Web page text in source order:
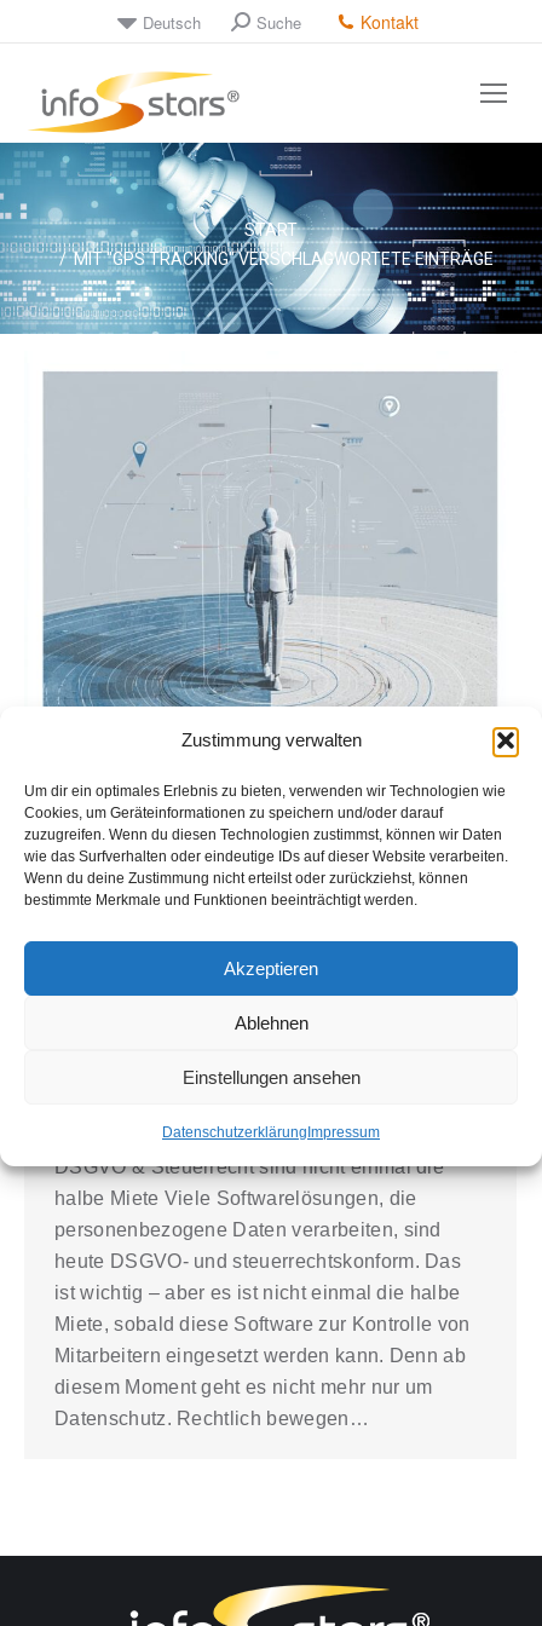
Zustimmung verwalten
Um dir ein optimales Erlebnis zu bieten, verwenden wir Technologien wie
Cookies, um Geräteinformationen zu speichern und/oder darauf
zuzugreifen. Wenn du diesen Technologien zustimmst, können wir Daten
wie das Surfverhalten oder eindeutige IDs auf dieser Website verarbeiten.
Wenn du deine Zustimmung nicht erteilst oder zurückziehst, können
bestimmte Merkmale und Funktionen beeinträchtigt werden.
Akzeptieren
Ablehnen
Einstellungen ansehen
Datenschutzerklärung Impressum
Deutsch Search:Suche Kontakt
Sie befinden sich hier:
START
MIT "GPS TRACKING" VERSCHLAGWORTETE EINTRÄGE
Zwischen DSGVO,
Arbeitsrecht, Steuerrecht
und Zivilrecht: Die
Menschenwürde als
Maßstab
Menschenwürde Von rtarbuk2022
DSGVO & Steuerrecht sind nicht einmal die
halbe Miete Viele Softwarelösungen, die
personenbezogene Daten verarbeiten, sind
heute DSGVO- und steuerrechtskonform. Das
ist wichtig – aber es ist nicht einmal die halbe
Miete, sobald diese Software zur Kontrolle von
Mitarbeitern eingesetzt werden kann. Denn ab
diesem Moment geht es nicht mehr nur um
Datenschutz. Rechtlich bewegen…